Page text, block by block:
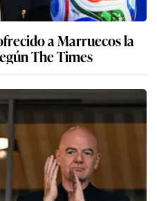
a Marruecos la
The Times